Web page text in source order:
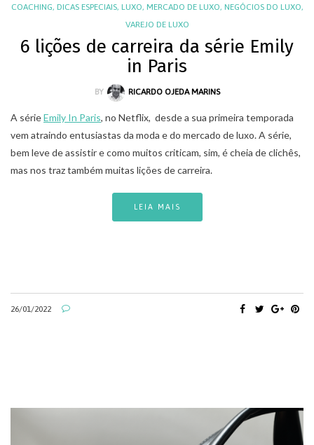
COACHING, DICAS ESPECIAIS, LUXO, MERCADO DE LUXO, NEGÓCIOS DO LUXO,
VAREJO DE LUXO
6 lições de carreira da série Emily
in Paris
BY RICARDO OJEDA MARINS
A sérieEmily In Paris, no Netflix, desde a sua primeira temporada
vem atraindo entusiastas da moda e do mercado de luxo. A série,
bem leve de assistir e como muitos criticam, sim, é cheia de clichês,
mas nos traz também muitas lições de carreira.
LEIA MAIS
26/01/2022